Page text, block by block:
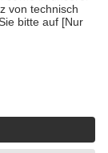
Bewertungen
künstlicher